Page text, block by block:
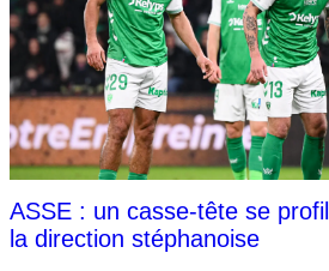
ASSE : un casse-tête se
la direction stéphanoise